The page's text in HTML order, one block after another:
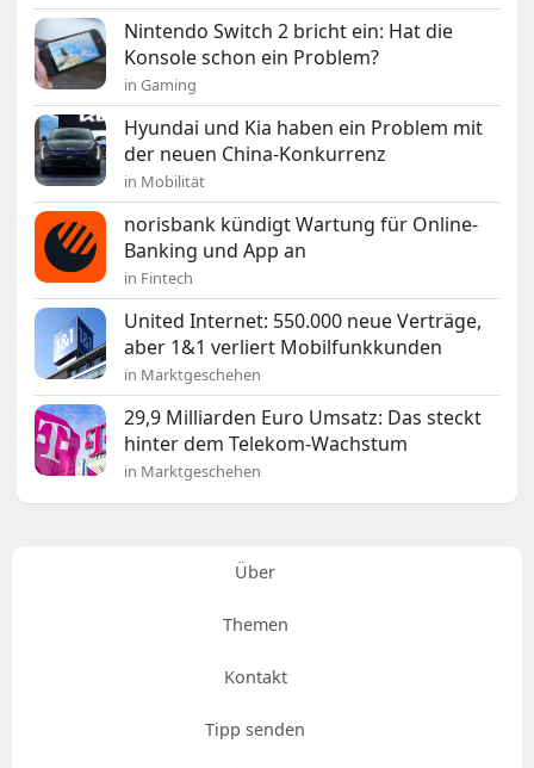
Nintendo Switch 2 bricht ein: Hat die
Konsole schon ein Problem?
in Gaming
Hyundai und Kia haben ein Problem mit
der neuen China-Konkurrenz
in Mobilität
norisbank kündigt Wartung für Online-
Banking und App an
in Fintech
United Internet: 550.000 neue Verträge,
aber 1&1 verliert Mobilfunkkunden
in Marktgeschehen
29,9 Milliarden Euro Umsatz: Das steckt
hinter dem Telekom-Wachstum
in Marktgeschehen
Über
Themen
Kontakt
Tipp senden